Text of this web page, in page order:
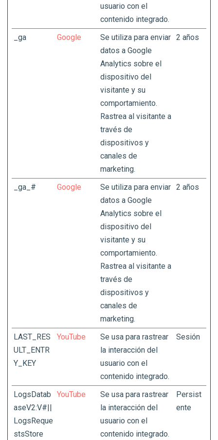
usuario con el
contenido integrado.
_ga Google
Se utiliza para enviar
datos a Google
Analytics sobre el
dispositivo del
visitante y su
comportamiento.
Rastrea al visitante a
través de
dispositivos y
canales de
marketing.
2 años
_ga_# Google
Se utiliza para enviar
datos a Google
Analytics sobre el
dispositivo del
visitante y su
comportamiento.
Rastrea al visitante a
través de
dispositivos y
canales de
marketing.
2 años
LAST_RES
ULT_ENTR
Y_KEY
YouTube
Se usa para rastrear
la interacción del
usuario con el
contenido integrado.
Sesión
LogsDatab
aseV2:V#||
LogsReque
stsStore
YouTube
Se usa para rastrear
la interacción del
usuario con el
contenido integrado.
Persist
ente